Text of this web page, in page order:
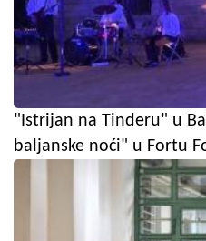
"Istrijan na Tinderu" u
baljanske noći" u Fortu